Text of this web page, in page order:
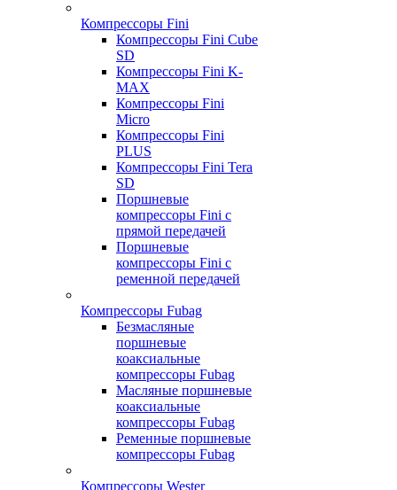
Компрессоры Fini
Компрессоры Fini Cube
SD
Компрессоры Fini K-
MAX
Компрессоры Fini
Micro
Компрессоры Fini
PLUS
Компрессоры Fini Tera
SD
Поршневые
компрессоры Fini с
прямой передачей
Поршневые
компрессоры Fini с
ременной передачей
Компрессоры Fubag
Безмасляные
поршневые
коаксиальные
компрессоры Fubag
Масляные поршневые
коаксиальные
компрессоры Fubag
Ременные поршневые
компрессоры Fubag
Компрессоры Wester